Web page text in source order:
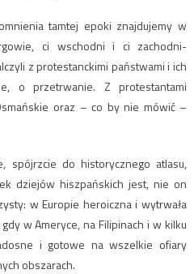
tamtej epoki znajdujemy w
ci wschodni i ci zachodni-
z protestanckimi państwami i ich
o przetrwanie. Z protestantami
oraz – co by nie mówić –
spójrzcie do historycznego atlasu,
dziejów hiszpańskich jest, nie on
w Europie heroiczna i wytrwała
w Ameryce, na Filipinach i w kilku
i gotowe na wszelkie ofiary
obszarach.